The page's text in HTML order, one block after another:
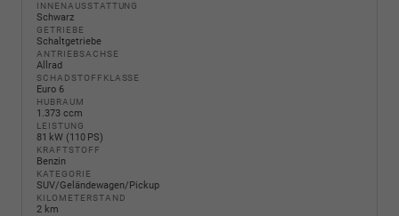
INNENAUSSTATTUNG
Schwarz
GETRIEBE
Schaltgetriebe
ANTRIEBSACHSE
Allrad
SCHADSTOFFKLASSE
Euro 6
HUBRAUM
1.373 ccm
LEISTUNG
81 kW (110 PS)
KRAFTSTOFF
Benzin
KATEGORIE
SUV/Geländewagen/Pickup
KILOMETERSTAND
2 km